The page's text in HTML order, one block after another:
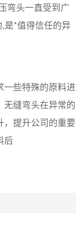
弯头一直受到广
是*值得信任的异
一些特殊的原料进
缝弯头在异常的
，提升公司的重要
后